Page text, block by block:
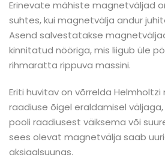
Erinevate mähiste magnetväljad
suhtes, kui magnetvälja andur
Asend salvestatakse
kinnitatud nööriga, mis liigub üle
rihmaratta rippuva massini.
Eriti huvitav on võrrelda
raadiuse õigel eraldamisel
pooli raadiusest väiksema või
sees olevat magnetvälja saab
aksiaalsuunas.